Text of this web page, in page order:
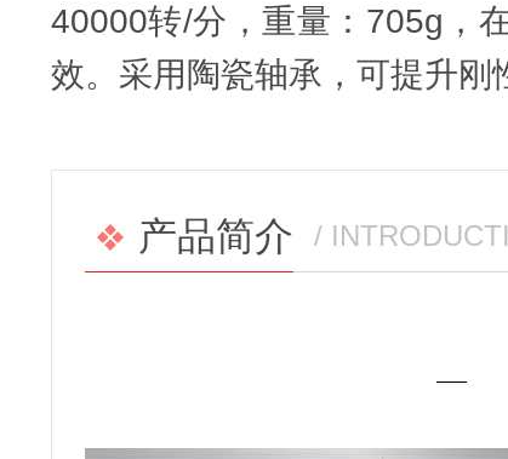
40000转/分，重量：705g，
效。采用陶瓷轴承，可提升刚
产品简介 /